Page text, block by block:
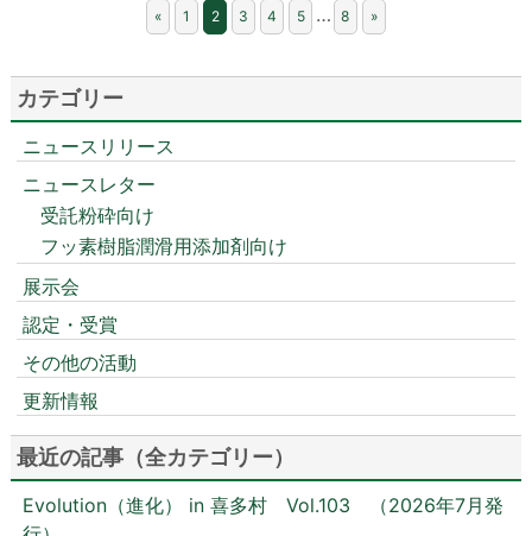
« 1 2 3 4 5 … 8 »
カテゴリー
ニュースリリース
ニュースレター
受託粉砕向け
フッ素樹脂潤滑用添加剤向け
展示会
認定・受賞
その他の活動
更新情報
最近の記事（全カテゴリー）
Evolution（進化） in 喜多村 Vol.103 （2026年7月発